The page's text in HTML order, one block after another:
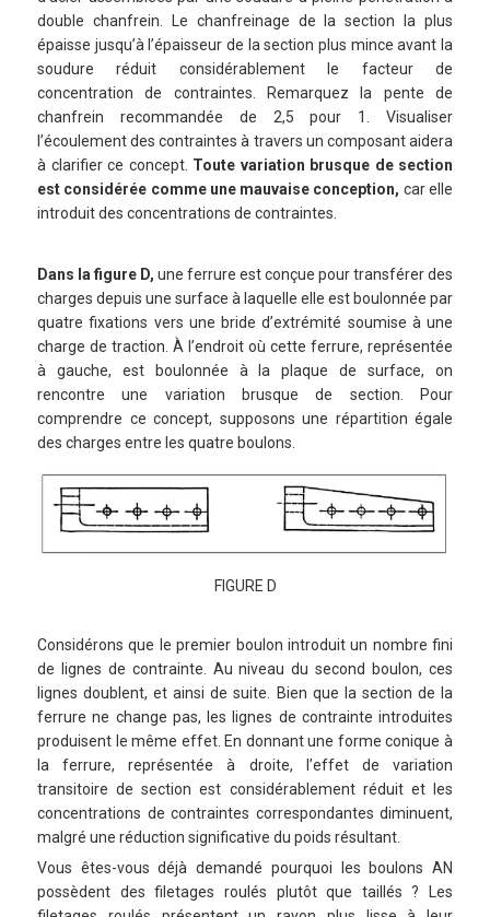
double chanfrein. Le chanfreinage de la section la plus
épaisse jusqu’à l’épaisseur de la section plus mince avant la
soudure réduit considérablement le facteur de
concentration de contraintes. Remarquez la pente de
chanfrein recommandée de 2,5 pour 1. Visualiser
l’écoulement des contraintes à travers un composant aidera
à clarifier ce concept. Toute variation brusque de section
est considérée comme une mauvaise conception, car elle
introduit des concentrations de contraintes.
Dans la figure D, une ferrure est conçue pour transférer des
charges depuis une surface à laquelle elle est boulonnée par
quatre fixations vers une bride d’extrémité soumise à une
charge de traction. À l’endroit où cette ferrure, représentée
à gauche, est boulonnée à la plaque de surface, on
rencontre une variation brusque de section. Pour
comprendre ce concept, supposons une répartition égale
des charges entre les quatre boulons.
FIGURE D
Considérons que le premier boulon introduit un nombre fini
de lignes de contrainte. Au niveau du second boulon, ces
lignes doublent, et ainsi de suite. Bien que la section de la
ferrure ne change pas, les lignes de contrainte introduites
produisent le même effet. En donnant une forme conique à
la ferrure, représentée à droite, l’effet de variation
transitoire de section est considérablement réduit et les
concentrations de contraintes correspondantes diminuent,
malgré une réduction significative du poids résultant.
Vous êtes-vous déjà demandé pourquoi les boulons AN
possèdent des filetages roulés plutôt que taillés ? Les